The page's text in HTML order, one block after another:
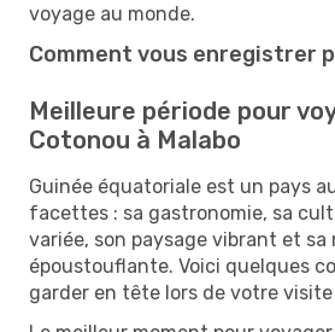
voyage au monde.
Comment vous enregistrer
Meilleure période pour
Cotonou à Malabo
Guinée équatoriale est un pays
facettes : sa gastronomie, sa
variée, son paysage vibrant et sa
époustouflante. Voici quelques
garder en tête lors de votre visite